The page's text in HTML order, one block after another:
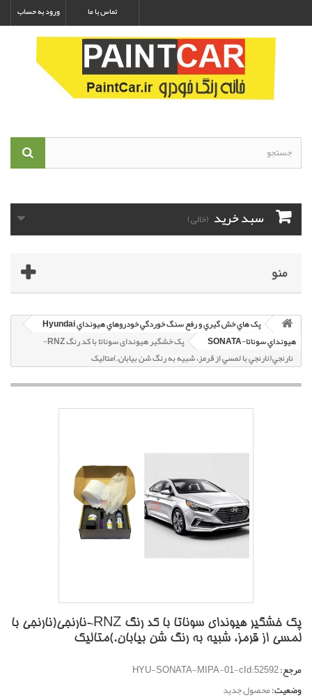
ورود به حساب تماس با ما
سبد خرید (خالی)
منو
پک هاي خش گيري و رفع سنگ خوردگي خودروهاي هيونداي Hyundai
هيونداي سوناتا-SONATA
پک خشگير هیوندای سوناتا با کد رنگ RNZ-
نارنجي(نارنجي با لمسي از قرمز، شبيه به رنگ شن بيابان.)متاليک
پک خشگير هیوندای سوناتا با کد رنگ RNZ-نارنجي(نارنجي با
لمسي از قرمز، شبيه به رنگ شن بيابان.)متاليک
مرجع:HYU-SONATA-MIPA-01-cId:52592
وضعیت:محصول جدید